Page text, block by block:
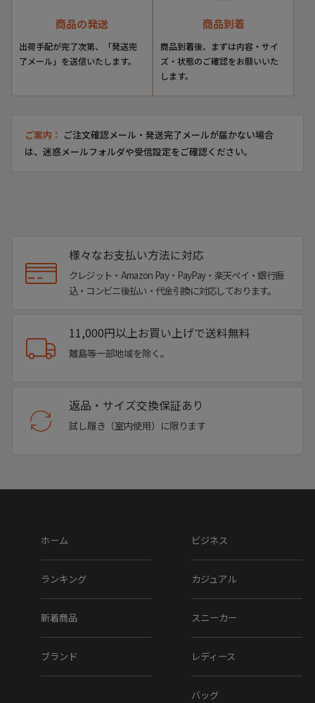
商品の発送
出荷手配が完了次第、「発送完
了メール」を送信いたします。
商品到着
商品到着後、まずは内容・サイ
ズ・状態のご確認をお願いいた
します。
ご案内： ご注文確認メール・発送完了メールが届かない場合
は、迷惑メールフォルダや受信設定をご確認ください。
様々なお支払い方法に対応
クレジット・Amazon Pay・PayPay・楽天ペイ・銀行振
込・コンビニ後払い・代金引換に対応しております。
11,000円以上お買い上げで送料無料
離島等一部地域を除く。
返品・サイズ交換保証あり
試し履き（室内使用）に限ります
ホーム
ランキング
新着商品
ブランド
ビジネス
カジュアル
スニーカー
レディース
バッグ